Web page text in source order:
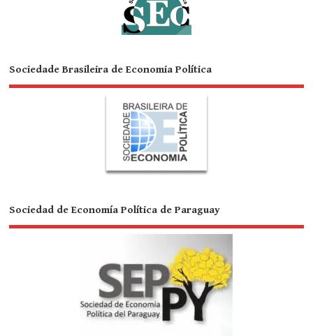
Sociedade Brasileira de Economia Política
Sociedad de Economía Política de Paraguay